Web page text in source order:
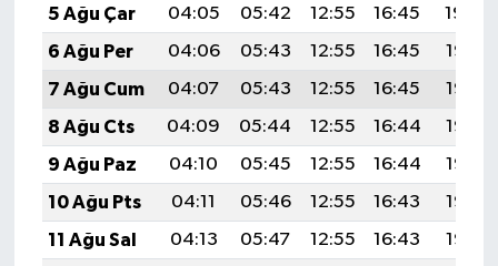
5 Ağu Çar
04:05 05:42 12:55 16:45
19:59
6 Ağu Per
04:06 05:43 12:55 16:45
19:58
7 Ağu Cum
04:07 05:43 12:55 16:45
19:57
8 Ağu Cts
04:09 05:44 12:55 16:44
19:56
9 Ağu Paz
04:10 05:45 12:55 16:44
19:55
10 Ağu Pts
04:11 05:46 12:55 16:43
19:53
11 Ağu Sal
04:13 05:47 12:55 16:43
19:52